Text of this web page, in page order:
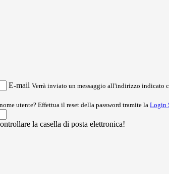
E-mail Verrà inviato un messaggio all'indirizzo indicato
utente? Effettua il reset della password tramite la Login
la casella di posta elettronica!